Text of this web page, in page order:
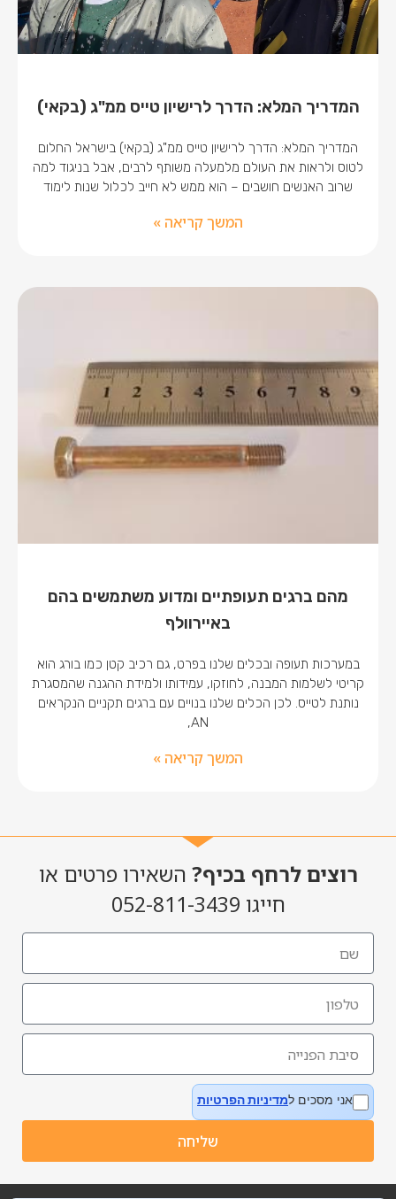
המדריך המלא: הדרך לרישיון טייס ממ"ג (בקאי)
המדריך המלא: הדרך לרישיון טייס ממ"ג (בקאי) בישראל החלום
לטוס ולראות את העולם מלמעלה משותף לרבים, אבל בניגוד למה
שרוב האנשים חושבים – הוא ממש לא חייב לכלול שנות לימוד
המשך קריאה »
מהם ברגים תעופתיים ומדוע משתמשים בהם
באיירוולף
במערכות תעופה ובכלים שלנו בפרט, גם רכיב קטן כמו בורג הוא
קריטי לשלמות המבנה, לחוזקו, עמידותו ולמידת ההגנה שהמסגרת
נותנת לטייס. לכן הכלים שלנו בנויים עם ברגים תקניים הנקראים
AN,
המשך קריאה »
רוצים לרחף בכיף? השאירו פרטים או
חייגו 052-811-3439
אני מסכים למדיניות הפרטיות
שליחה